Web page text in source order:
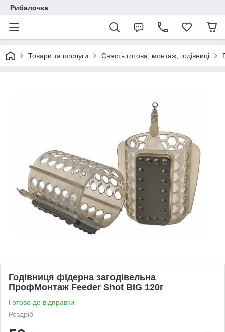
Рибалочка
Товари та послуги Снасть готова, монтаж, годівниці
Годівниця фідерна загодівельна
ПрофМонтаж Feeder Shot BIG 120г
Готово до відправки
Роздріб